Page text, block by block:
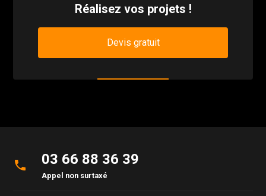
Réalisez vos projets !
Devis gratuit
phone 03 66 88 36 39
Appel non surtaxé